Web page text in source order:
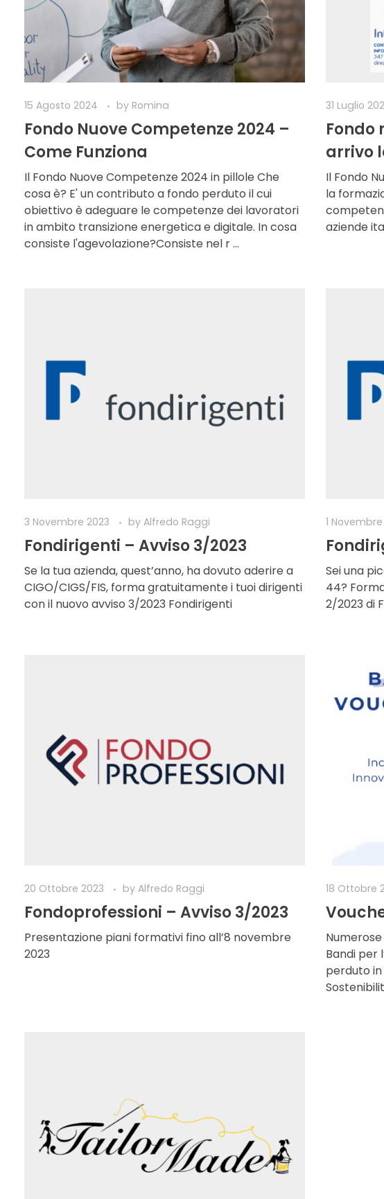
15 Agosto 2024 by Romina
Fondo Nuove Competenze 2024 –
Come Funziona
Il Fondo Nuove Competenze 2024 in pillole Che
cosa è? E' un contributo a fondo perduto il cui
obiettivo è adeguare le competenze dei lavoratori
in ambito transizione energetica e digitale. In cosa
consiste l'agevolazione?Consiste nel r ...
31 Luglio
Fondo
arrivo
Il Fondo
la
aziende
3 Novembre 2023 by Alfredo Raggi
Fondirigenti – Avviso 3/2023
Se la tua azienda, quest’anno, ha dovuto aderire a
CIGO/CIGS/FIS, forma gratuitamente i tuoi dirigenti
con il nuovo avviso 3/2023 Fondirigenti
1
Sei una
44?
2/2023 di
20 Ottobre 2023 by Alfredo Raggi
Fondoprofessioni – Avviso 3/2023
Presentazione piani formativi fino all’8 novembre
2023
18 Ottobre
Bandi per
perduto